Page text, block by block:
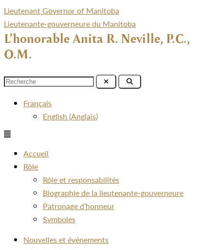
Lieutenant Governor of Manitoba
Lieutenante-gouverneure du Manitoba
L’honorable Anita R. Neville, P.C.,
O.M.
Menu
Français
English (Anglais)
Menu
Accueil
Rôle
Rôle et responsabilités
Biographie de la lieutenante-gouverneure
Patronage d’honneur
Symboles
Nouvelles et événements